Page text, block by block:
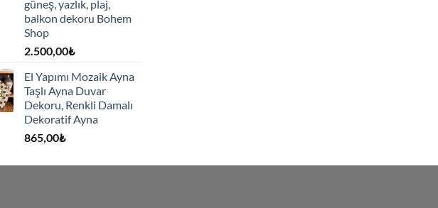
güneş, yazlık, plaj,
balkon dekoru Bohem
Shop
2.500,00₺
El Yapımı Mozaik Ayna
Taşlı Ayna Duvar
Dekoru, Renkli Damalı
Dekoratif Ayna
865,00₺